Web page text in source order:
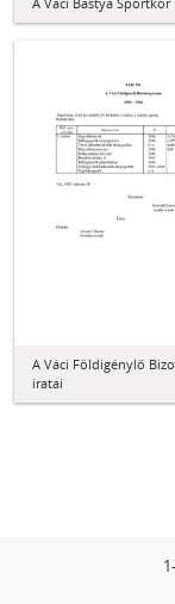
A Váci Földigénylő
iratai